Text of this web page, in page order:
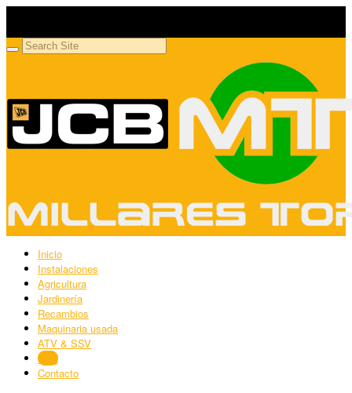
Inicio
Instalaciones
Agricultura
Jardinería
Recambios
Maquinaria usada
ATV & SSV
Blog
Contacto